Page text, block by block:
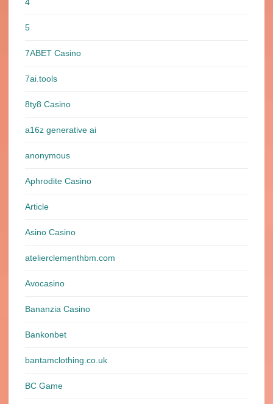
4
5
7ABET Casino
7ai.tools
8ty8 Casino
a16z generative ai
anonymous
Aphrodite Casino
Article
Asino Casino
atelierclementhbm.com
Avocasino
Bananzia Casino
Bankonbet
bantamclothing.co.uk
BC Game